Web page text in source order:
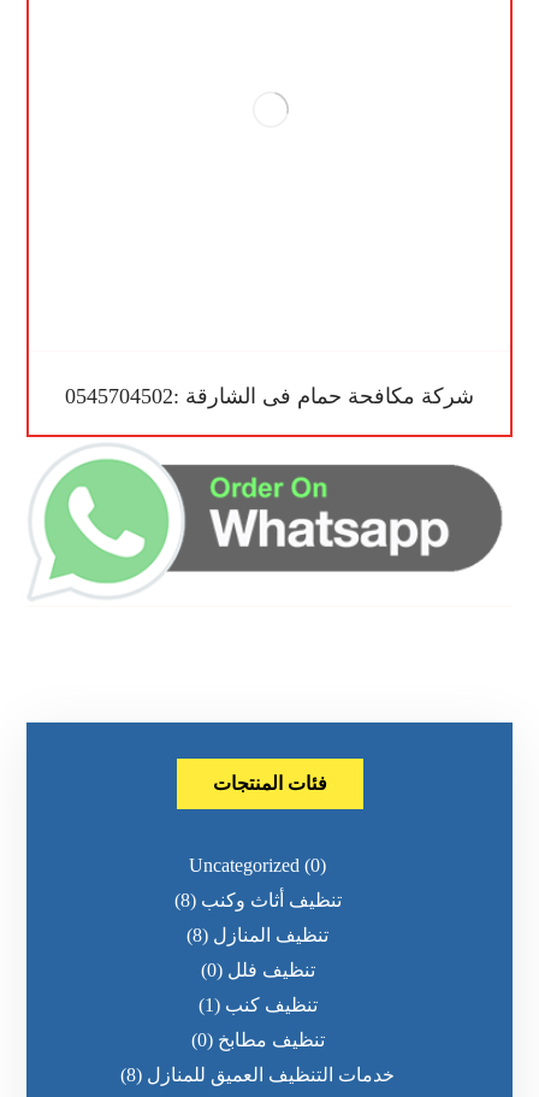
شركة مكافحة حمام فى الشارقة :0545704502
فئات المنتجات
Uncategorized (0)
تنظيف أثاث وكنب (8)
تنظيف المنازل (8)
تنظيف فلل (0)
تنظيف كنب (1)
تنظيف مطابخ (0)
خدمات التنظيف العميق للمنازل (8)